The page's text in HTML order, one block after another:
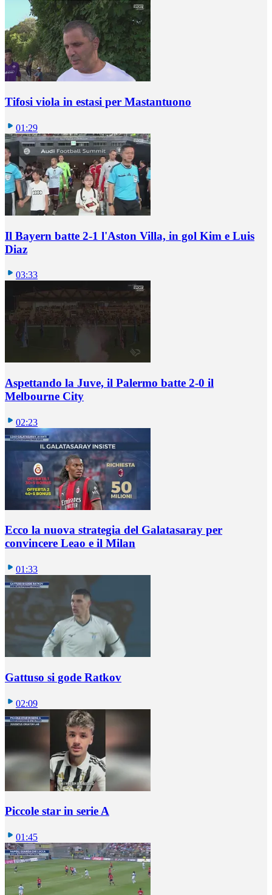
Tifosi viola in estasi per Mastantuono
01:29
Il Bayern batte 2-1 l'Aston Villa, in gol Kim e Luis
Diaz
03:33
Aspettando la Juve, il Palermo batte 2-0 il
Melbourne City
02:23
Ecco la nuova strategia del Galatasaray per
convincere Leao e il Milan
01:33
Gattuso si gode Ratkov
02:09
Piccole star in serie A
01:45